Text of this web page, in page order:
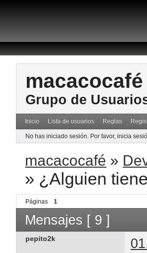
macacocafé
Grupo de
Inicio Lista de usuarios Reglas
No has iniciado sesión. Por favor, inicia
macacocafé »
» ¿Alguien
Páginas 1
Mensajes [ 9 ]
pepito2k